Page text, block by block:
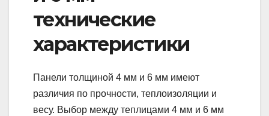
технические
характеристики
Панели толщиной 4 мм и 6 мм имеют
различия по прочности, теплоизоляции и
весу. Выбор между теплицами 4 мм и 6 мм